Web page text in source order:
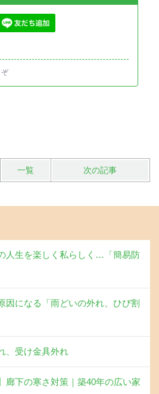
一覧 次の記事
人生を楽しく私らしく…「簡易防
因になる「雨どいの外れ、ひび割
、受け金具外れ
廊下の寒さ対策｜築40年の広い家